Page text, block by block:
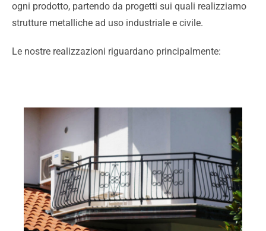
ogni prodotto, partendo da progetti sui quali realizziamo
strutture metalliche ad uso industriale e civile.
Le nostre realizzazioni riguardano principalmente: